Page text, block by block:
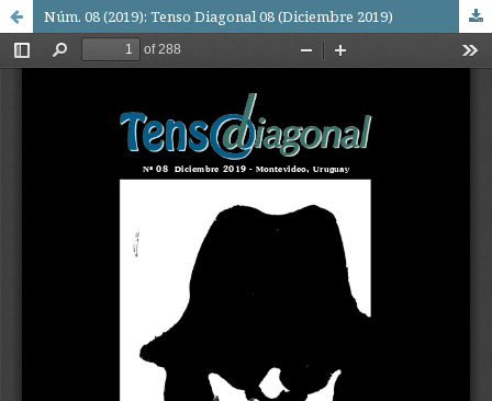
Núm. 08 (2019): Tenso Diagonal 08 (Diciembre 2019)